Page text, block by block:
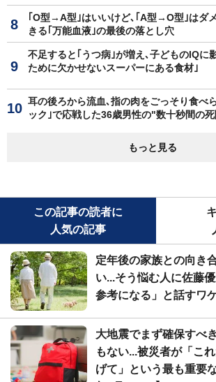
｢O型→A型｣はいいけど､｢A型→O型｣はダ
きる｢万能血液｣の最後の落とし穴
不足すると｢うつ病｣が増え､子どものIQに
ために欠かせないスーパーにある食材｣
耳の後ろから流血､指の肉をごっそり食べ
ック｣で応戦した36歳男性の"数十秒間の
もっと見る
この記事の読者に
人気の記事
定年後の家族との向き
い...そう悩む人に佐藤
参考になる」と話すワ
大地震でまず確保すべ
もない...被災者が「こ
げて」という最も重要